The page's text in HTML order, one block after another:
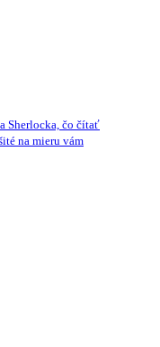
Sherlocka, čo čítať
na mieru vám